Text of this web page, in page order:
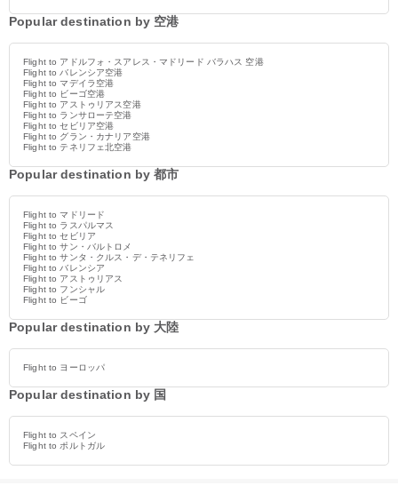
Popular destination by 空港
Flight to アドルフォ・スアレス・マドリード バラハス 空港
Flight to バレンシア空港
Flight to マデイラ空港
Flight to ビーゴ空港
Flight to アストゥリアス空港
Flight to ランサローテ空港
Flight to セビリア空港
Flight to グラン・カナリア空港
Flight to テネリフェ北空港
Popular destination by 都市
Flight to マドリード
Flight to ラスパルマス
Flight to セビリア
Flight to サン・バルトロメ
Flight to サンタ・クルス・デ・テネリフェ
Flight to バレンシア
Flight to アストゥリアス
Flight to フンシャル
Flight to ビーゴ
Popular destination by 大陸
Flight to ヨーロッパ
Popular destination by 国
Flight to スペイン
Flight to ポルトガル